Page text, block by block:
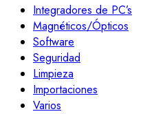
Integradores de PC’s
Magnéticos/Ópticos
Software
Seguridad
Limpieza
Importaciones
Varios